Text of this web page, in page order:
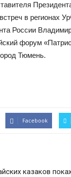
в регионах
России
форум
Тюмень.
Facebook
казаков